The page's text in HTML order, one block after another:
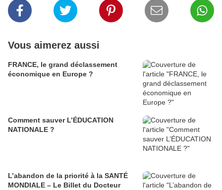
Vous aimerez aussi
FRANCE, le grand déclassement
économique en Europe ?
Comment sauver L’ÉDUCATION
NATIONALE ?
L’abandon de la priorité à la SANTÉ
MONDIALE – Le Billet du Docteur